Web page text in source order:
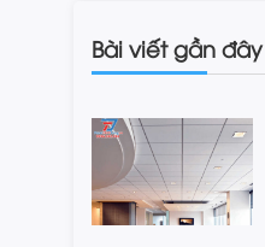
Bài viết gần đây